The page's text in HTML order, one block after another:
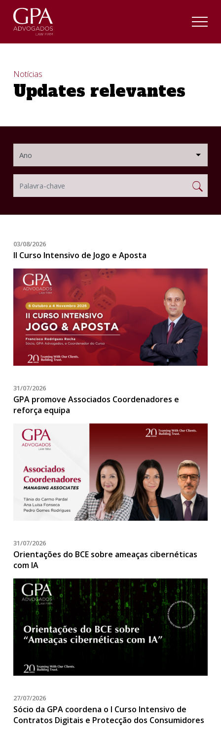
Notícias
Updates relevantes
03/08/2026
II Curso Intensivo de Jogo e Aposta
31/07/2026
GPA promove Associados Coordenadores e
reforça equipa
31/07/2026
Orientações do BCE sobre ameaças cibernéticas
com IA
27/07/2026
Sócio da GPA coordena o I Curso Intensivo de
Contratos Digitais e Protecção dos Consumidores